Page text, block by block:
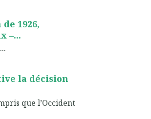
1926,
–...
la décision
que l’Occident